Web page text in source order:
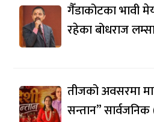
गैँडाकोटका भावी
रहेका बोधराज
तीजको अवसरमा
सन्तान”